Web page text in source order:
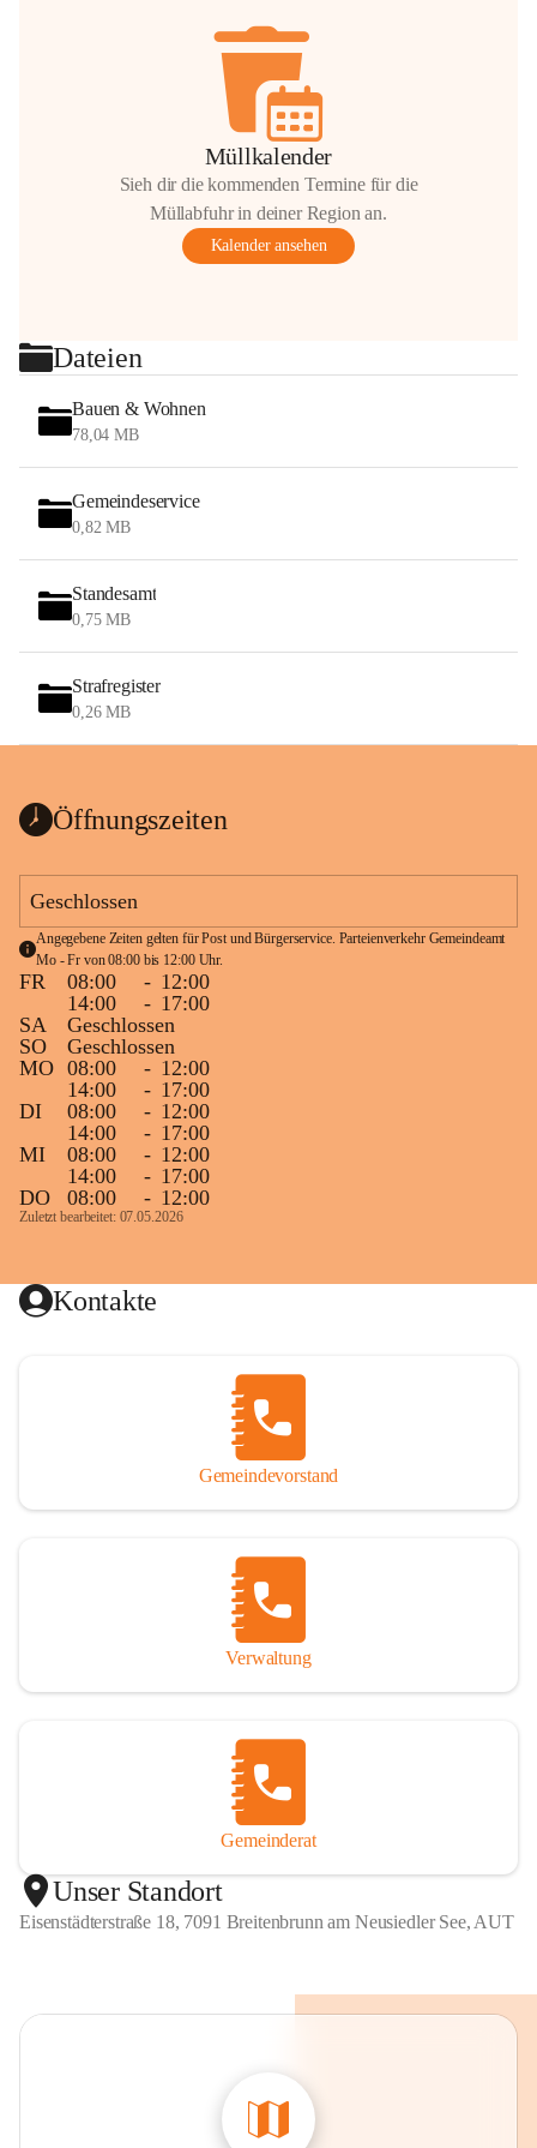
Müllkalender
Sieh dir die kommenden Termine für die
Müllabfuhr in deiner Region an.
Kalender ansehen
Dateien
Bauen & Wohnen
78,04 MB
Gemeindeservice
0,82 MB
Standesamt
0,75 MB
Strafregister
0,26 MB
Öffnungszeiten
Geschlossen
Angegebene Zeiten gelten für Post und Bürgerservice. Parteienverkehr Gemeindeamt
Mo - Fr von 08:00 bis 12:00 Uhr.
FR 08:00 - 12:00
14:00
- 17:00
SA
Geschlossen
SO
Geschlossen
MO 08:00 - 12:00
14:00
- 17:00
DI
08:00 - 12:00
14:00
- 17:00
MI
08:00 - 12:00
14:00
- 17:00
DO
08:00 - 12:00
Zuletzt bearbeitet: 07.05.2026
Kontakte
Gemeindevorstand
Verwaltung
Gemeinderat
Unser Standort
Eisenstädterstraße 18, 7091 Breitenbrunn am Neusiedler See, AUT